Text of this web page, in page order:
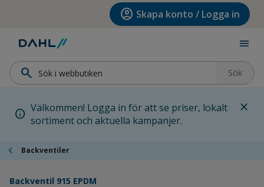
Hoppa till huvudinnehållet account_circle Skapa konto / Logga in
menu
search Sök
info Välkommen! Logga in för att se priser, lokalt
sortiment och aktuella kampanjer.
close
chevron_left Backventiler
Backventil 915 EPDM